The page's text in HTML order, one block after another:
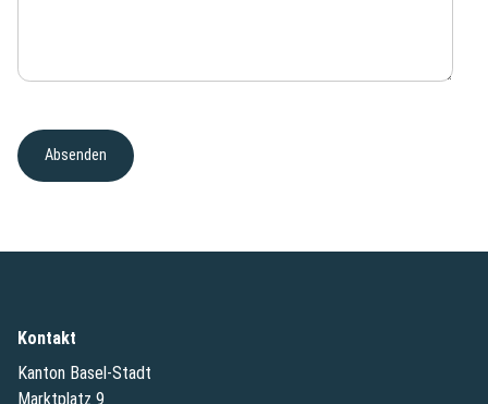
Kontakt
Kanton Basel-Stadt
Marktplatz 9